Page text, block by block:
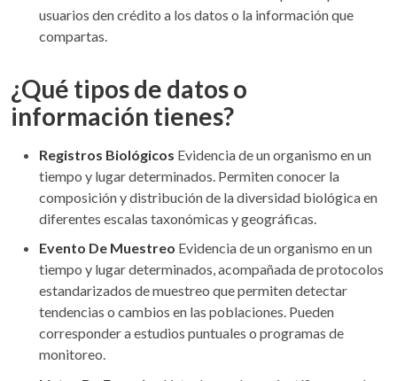
usuarios den crédito a los datos o la información que
compartas.
¿Qué tipos de datos o
información tienes?
Registros Biológicos Evidencia de un organismo en un
tiempo y lugar determinados. Permiten conocer la
composición y distribución de la diversidad biológica en
diferentes escalas taxonómicas y geográficas.
Evento De Muestreo Evidencia de un organismo en un
tiempo y lugar determinados, acompañada de protocolos
estandarizados de muestreo que permiten detectar
tendencias o cambios en las poblaciones. Pueden
corresponder a estudios puntuales o programas de
monitoreo.